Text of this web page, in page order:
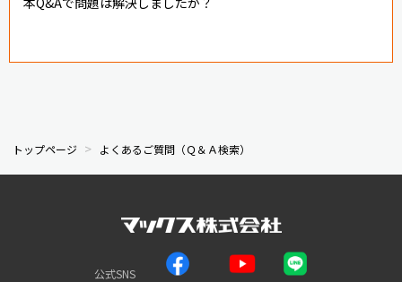
トップページ よくあるご質問（Ｑ＆Ａ検索）
公式SNS